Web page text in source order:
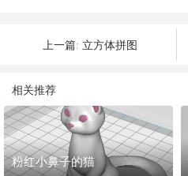
上一篇: 立方体拼图
相关推荐
粉红小鼻子的猫